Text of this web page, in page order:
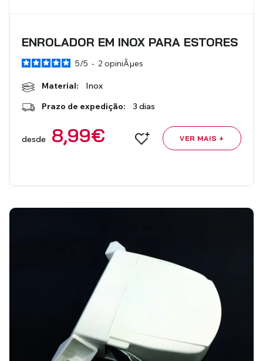
ENROLADOR EM INOX PARA ESTORES
5/5 - 2 opiniÃµes
Material:
Inox
Prazo de expedição:
3 dias
desde 8,99€ VER MAIS +